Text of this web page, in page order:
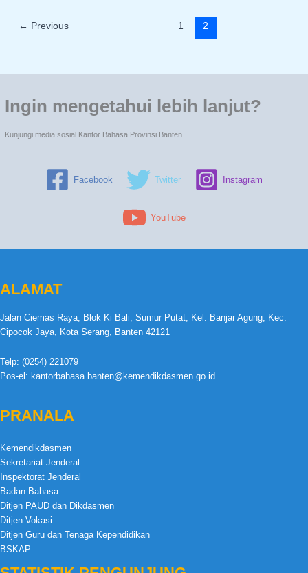
← Previous 1 2
Ingin mengetahui lebih lanjut?
Kunjungi media sosial Kantor Bahasa Provinsi Banten
Facebook Twitter Instagram
YouTube
ALAMAT
Jalan Ciemas Raya, Blok Ki Bali, Sumur Putat, Kel. Banjar Agung, Kec.
Cipocok Jaya, Kota Serang, Banten 42121
Telp: (0254) 221079
Pos-el: kantorbahasa.banten@kemendikdasmen.go.id
PRANALA
Kemendikdasmen
Sekretariat Jenderal
Inspektorat Jenderal
Badan Bahasa
Ditjen PAUD dan Dikdasmen
Ditjen Vokasi
Ditjen Guru dan Tenaga Kependidikan
BSKAP